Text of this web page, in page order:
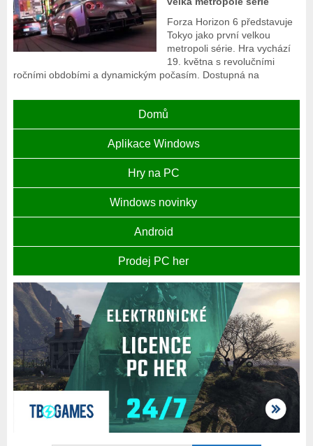
Forza Horizon 6 představuje
Tokyo jako první velkou
metropoli série. Hra vychází
19. května s revolučními
ročními obdobími a dynamickým počasím. Dostupná na
Domů
Aplikace Windows
Hry na PC
Windows novinky
Android
Prodej PC her